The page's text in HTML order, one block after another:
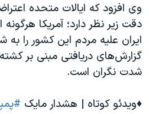
وی افزود که ایالات متحده
دقت زیر نظر دارد؛ آمریکا
ایران علیه مردم این کشور را
گزارش‌های دریافتی مبنی بر
شدت نگران است.
♦️ویدئو کوتاه | هشدار مایک